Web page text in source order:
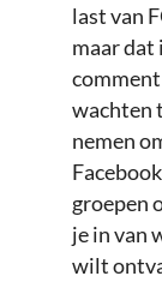
last van
maar dat
wachten
nemen
groepen
je in van
wilt